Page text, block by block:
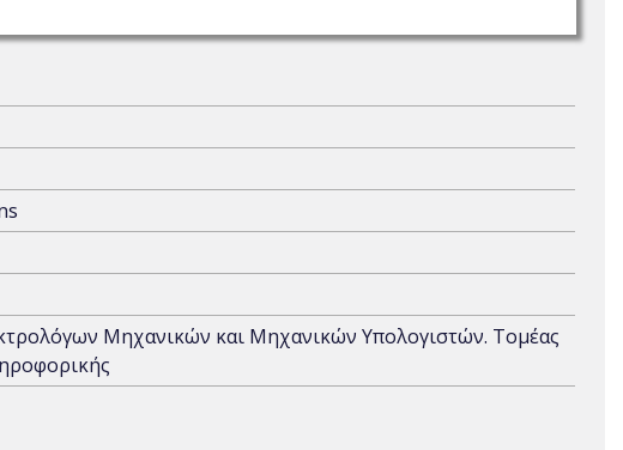
Μηχανικών και Μηχανικών Υπολογιστών. Τομέας